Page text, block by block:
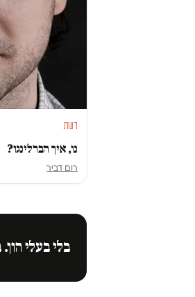
דעות
נו, איך הברלינגו?
רום דביר
בלי בעלי